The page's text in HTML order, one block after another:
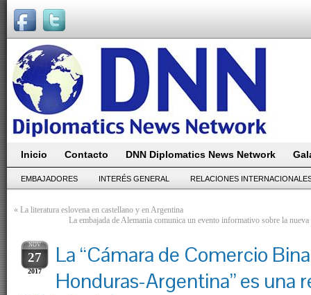
Inicio Contacto DNN Diplomatics News Network
EMBAJADORES INTERÉS GENERAL RELACIONES
« La literatura eslovena en castellano y en Argentina
La embajada de Alemania comunica un evento informativo sobre la
NOV
27
2017
La “Cámara de Comercio
Honduras-Argentina” es una